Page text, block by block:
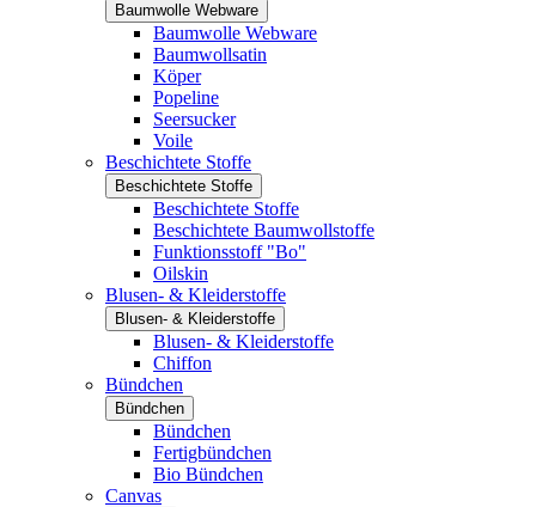
Baumwolle Webware
Baumwolle Webware
Baumwollsatin
Köper
Popeline
Seersucker
Voile
Beschichtete Stoffe
Beschichtete Stoffe
Beschichtete Stoffe
Beschichtete Baumwollstoffe
Funktionsstoff "Bo"
Oilskin
Blusen- & Kleiderstoffe
Blusen- & Kleiderstoffe
Blusen- & Kleiderstoffe
Chiffon
Bündchen
Bündchen
Bündchen
Fertigbündchen
Bio Bündchen
Canvas